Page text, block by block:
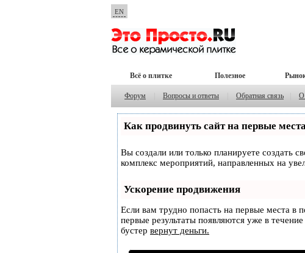
EN
Всё о плитке Полезное
Форум Вопросы и ответы Обратная связь О
Как продвинуть сайт на первые
Вы создали или только планируете создать
комплекс мероприятий, направленных на
Ускорение продвижения
Если вам трудно попасть на первые места в
первые результаты появляются уже в
бустер вернут деньги.